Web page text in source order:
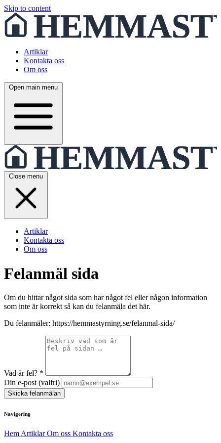
Skip to content
Artiklar
Kontakta oss
Om oss
Open main menu
Close menu
Artiklar
Kontakta oss
Om oss
Felanmäl sida
Om du hittar något sida som har något fel eller någon information
som inte är korrekt så kan du felanmäla det här.
Du felanmäler: https://hemmastyrning.se/felanmal-sida/
Vad är fel? *
Din e-post (valfri)
Skicka felanmälan
Navigering
Hem ArtiklarOm oss Kontakta oss